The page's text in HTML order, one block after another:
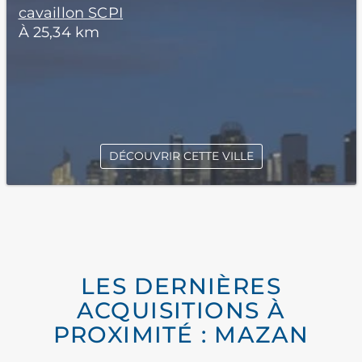
cavaillon SCPI
À 25,34 km
DÉCOUVRIR CETTE VILLE
LES DERNIÈRES
ACQUISITIONS À
PROXIMITÉ : MAZAN